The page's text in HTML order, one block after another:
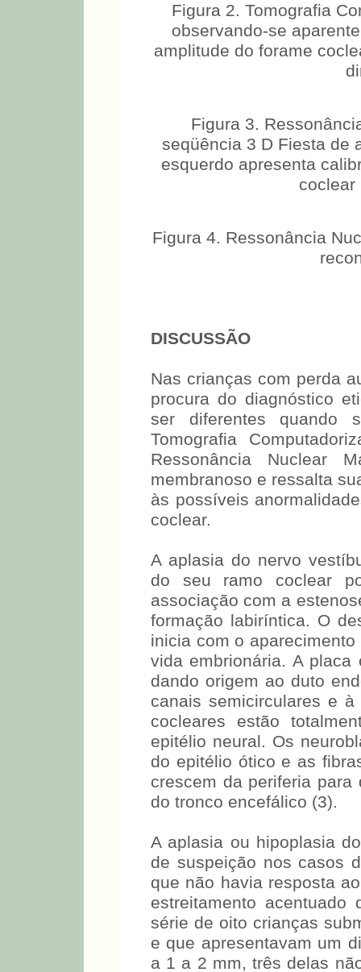
Figura 2. Tomografia
observando-se
amplitude do forame
Figura 3.
seqüência 3 D Fiesta de
esquerdo apresenta
coclear
Figura 4. Ressonância
DISCUSSÃO
Nas crianças com perda
procura do diagnóstico
ser diferentes quando
Tomografia
Ressonância Nuclear
membranoso e ressalta
às possíveis
coclear.
A aplasia do nervo
do seu ramo coclear
associação com a
formação labiríntica. O
inicia com o
vida embrionária. A
dando origem ao duto
canais semicirculares e
cocleares estão
epitélio neural. Os
do epitélio ótico e as
crescem da periferia
do tronco encefálico (3).
A aplasia ou hipoplasia
de suspeição nos casos
que não havia resposta
estreitamento
série de oito crianças
e que apresentavam um
a 1 a 2 mm, três delas